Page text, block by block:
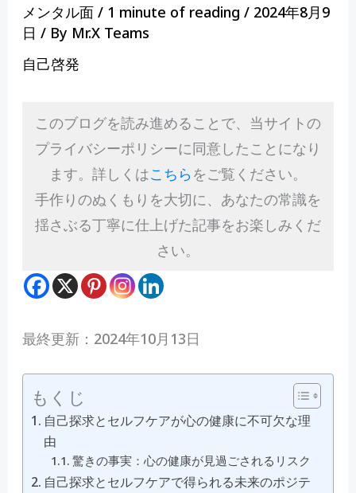
メンタル面/ 1 minute of reading / 2024年8月9
日 / By Mr.X Teams
自己啓発
このブログを読み進めることで、当サイトの
プライバシーポリシーに同意したことになり
ます。詳しくはこちら をご覧ください。
手作りのぬくもりを大切に、あなたの常識を
揺さぶる丁寧に仕上げた記事をお楽しみくだ
さい。
最終更新：2024年10月13日
もくじ
自己探求とセルフケアが心の健康に不可欠な理
由
驚きの事実：心の健康が見過ごされるリスク
自己探求とセルフケアで得られる未来のポジテ